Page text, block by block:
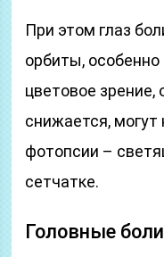
При этом глаз
орбиты,
цветовое зрение,
снижается,
фотопсии –
сетчатке.
Головные боли